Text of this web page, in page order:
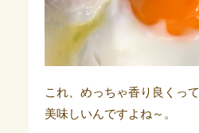
これ、めっちゃ香り良くって
美味しいんですよね～。